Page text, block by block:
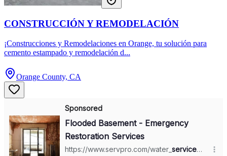
CONSTRUCCIÓN Y REMODELACIÓN
¡Construcciones y Remodelaciones en Orange, tu solución para
cemento estampado y remodelación d...
Orange County, CA